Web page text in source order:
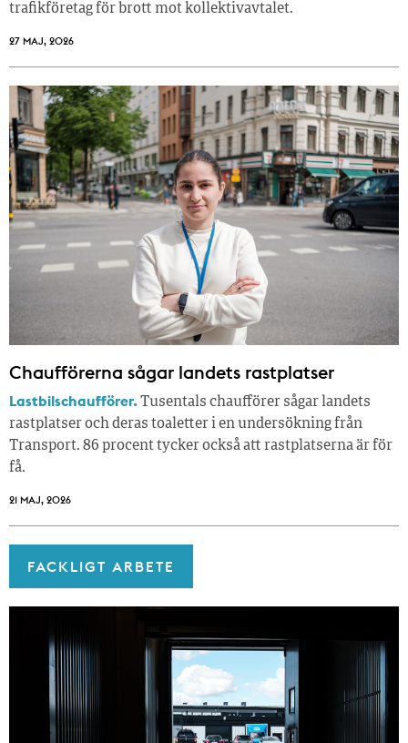
trafikföretag för brott mot kollektivavtalet.
27 MAJ, 2026
Chaufförerna sågar landets rastplatser
Lastbilschaufförer.Tusentals chaufförer sågar landets
rastplatser och deras toaletter i en undersökning från
Transport. 86 procent tycker också att rastplatserna är för
få.
21 MAJ, 2026
FACKLIGT ARBETE